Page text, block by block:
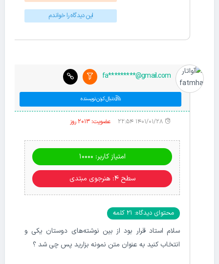
این دیدگاه را خواندم
fa*********@gmail.com
دنبال کردن نویسنده
عضویت: 2013 روز
امتیاز کاربر: 10000
سطح ۴: هنرجوی مبتدی
محتوای دیدگاه: 21 کلمه
سلام استاد قرار بود از بین نوشته‌های دوستان یکی و
انتخاب کنید به عنوان متن نمونه بزارید پس چی شد ؟